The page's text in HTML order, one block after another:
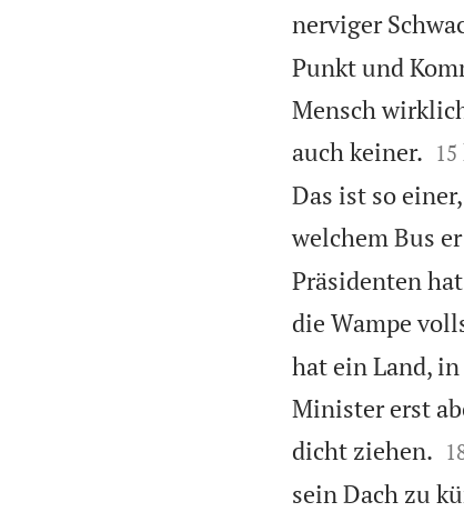
nerviger
Punkt und
Mensch
auch keiner.
15
Das ist so
welchem Bus
Präsidenten
die Wampe
hat ein Land,
Minister erst
dicht ziehen.
sein Dach zu